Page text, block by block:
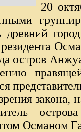
20
древний
остров
закона,
Османом